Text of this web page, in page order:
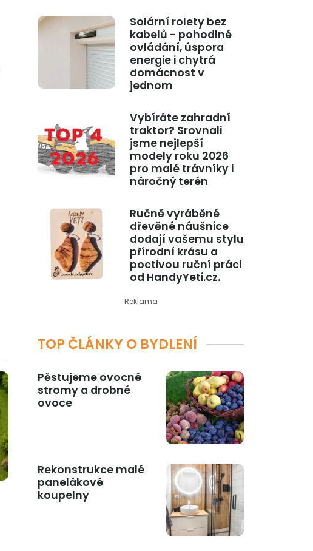
Solární rolety bez
kabelů - pohodlné
ovládání, úspora
energie i chytrá
domácnost v
jednom
Vybíráte zahradní
traktor? Srovnali
jsme nejlepší
modely roku 2026
pro malé trávníky i
náročný terén
Ručně vyráběné
dřevěné náušnice
dodají vašemu stylu
přírodní krásu a
poctivou ruční práci
od HandyYeti.cz.
Reklama
TOP ČLÁNKY O BYDLENÍ
Pěstujeme ovocné
stromy a drobné
ovoce
Rekonstrukce malé
panelákové
koupelny